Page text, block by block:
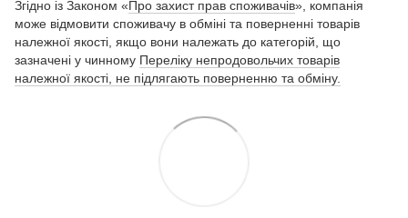
Згідно із Законом «Про захист прав споживачів», компанія
може відмовити споживачу в обміні та поверненні товарів
належної якості, якщо вони належать до категорій, що
зазначені у чинному Переліку непродовольчих товарів
належної якості, не підлягають поверненню та обміну.